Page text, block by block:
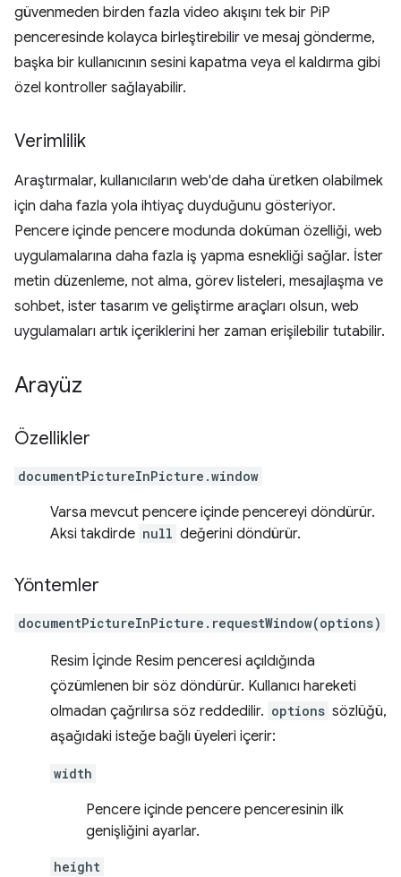
güvenmeden birden fazla video akışını tek bir PiP
penceresinde kolayca birleştirebilir ve mesaj gönderme,
başka bir kullanıcının sesini kapatma veya el kaldırma gibi
özel kontroller sağlayabilir.
Verimlilik
Araştırmalar, kullanıcıların web'de daha üretken olabilmek
için daha fazla yola ihtiyaç duyduğunu gösteriyor.
Pencere içinde pencere modunda doküman özelliği, web
uygulamalarına daha fazla iş yapma esnekliği sağlar. İster
metin düzenleme, not alma, görev listeleri, mesajlaşma ve
sohbet, ister tasarım ve geliştirme araçları olsun, web
uygulamaları artık içeriklerini her zaman erişilebilir tutabilir.
Arayüz
Özellikler
documentPictureInPicture.window
Varsa mevcut pencere içinde pencereyi döndürür.
Aksi takdirde null değerini döndürür.
Yöntemler
documentPictureInPicture.requestWindow(options)
Resim İçinde Resim penceresi açıldığında
çözümlenen bir söz döndürür. Kullanıcı hareketi
olmadan çağrılırsa söz reddedilir. options sözlüğü,
aşağıdaki isteğe bağlı üyeleri içerir:
width
Pencere içinde pencere penceresinin ilk
genişliğini ayarlar.
height